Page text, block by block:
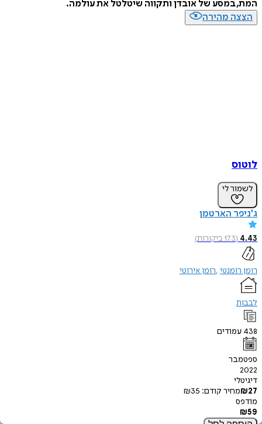
המת, במסע של אובדן ותקווה שיטלטל את עולמה.
הצצה מהירה
לוטוס
לשמור לי
ג'ניפר הארטמן
4.43
(
173ביקורות)
רומן רומנטי רומן אירוטי
לבבות
438 עמודים
ספטמבר
2022
דיגיטלי
₪27 מחיר קודם: ₪35
מודפס
₪59